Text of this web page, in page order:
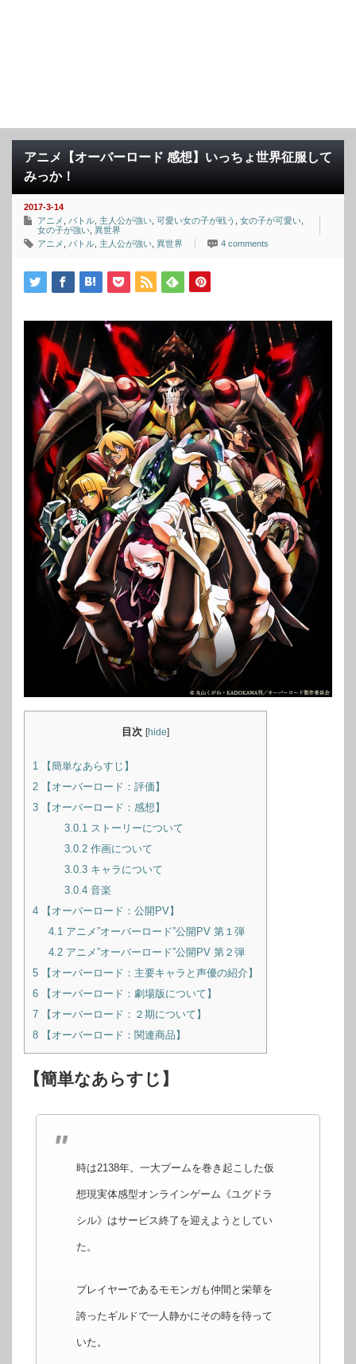
アニメ【オーバーロード 感想】いっちょ世界征服して
みっか！
2017-3-14
アニメ
バトル 主人公が強い 可愛い女の子が戦う 女の子が可愛い
女の子が強い 異世界
アニメ
バトル 主人公が強い 異世界 4 comments
目次 [hide]
1
【簡単なあらすじ】
2 【オーバーロード：評価】
3 【オーバーロード：感想】
3.0.1 ストーリーについて
3.0.2作画について
3.0.3キャラについて
3.0.4音楽
4 【オーバーロード：公開PV】
4.1 アニメ”オーバーロード”公開PV 第１弾
4.2アニメ”オーバーロード”公開PV 第２弾
5 【オーバーロード：主要キャラと声優の紹介】
6 【オーバーロード：劇場版について】
7 【オーバーロード：２期について】
8 【オーバーロード：関連商品】
【簡単なあらすじ】
時は2138年。一大ブームを巻き起こした仮
想現実体感型オンラインゲーム《ユグドラ
シル》はサービス終了を迎えようとしてい
た。
プレイヤーであるモモンガも仲間と栄華を
誇ったギルドで一人静かにその時を待って
いた。